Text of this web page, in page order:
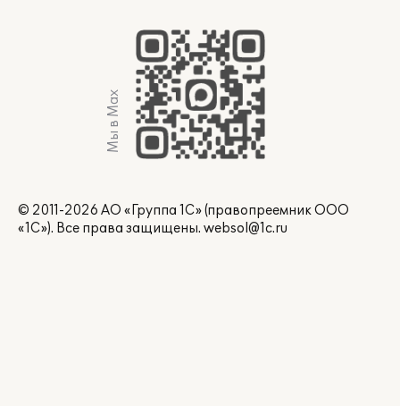
Мы в Max
© 2011-2026 АО «Группа 1С» (правопреемник ООО
«1С»). Все права защищены. websol@1c.ru